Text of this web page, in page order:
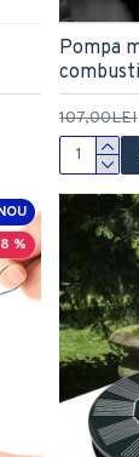
Pompa
107,00LEI
%